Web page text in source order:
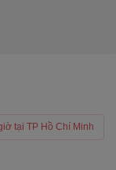
tại TP Hồ Chí Minh